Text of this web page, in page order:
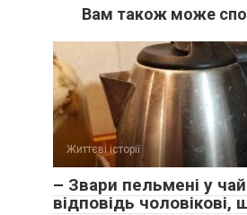
Вам також може
Життєві історії
– Звари пельмені у
відповідь чоловікові,